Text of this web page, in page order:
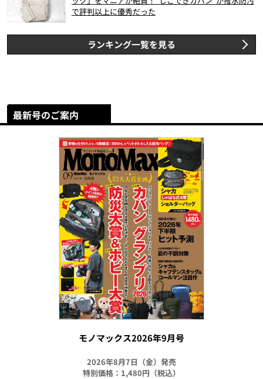
で評判以上に優秀だった
ランキング一覧を見る
最新号のご案内
モノマックス2026年9月号
2026年8月7日（金）発売
特別価格：1,480円（税込）